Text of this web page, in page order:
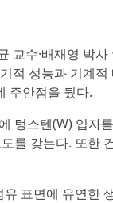
교수·배재영 박
적 성능과 기계
주안점을 뒀다.
텅스텐(W) 입자
를 갖는다. 또한
표면에 유연한